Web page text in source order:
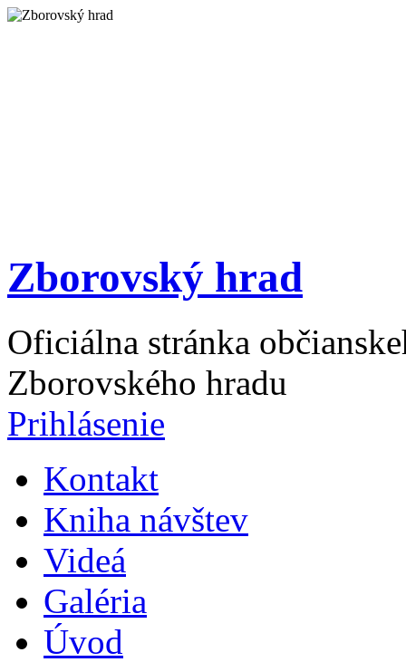
Zborovský hrad
Oficiálna stránka
Zborovského hradu
Prihlásenie
Kontakt
Kniha návštev
Videá
Galéria
Úvod